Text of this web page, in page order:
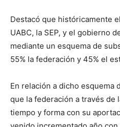
Destacó que históricamente
UABC, la SEP, y el gobierno
mediante un esquema de
55% la federación y 45% el
En relación a dicho esquema
que la federación a través de
tiempo y forma con su